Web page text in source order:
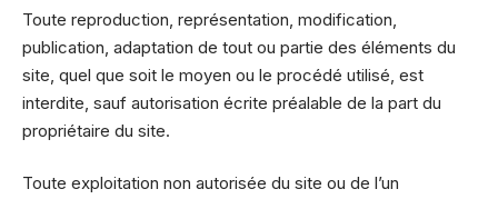
Toute reproduction, représentation, modification,
publication, adaptation de tout ou partie des éléments du
site, quel que soit le moyen ou le procédé utilisé, est
interdite, sauf autorisation écrite préalable de la part du
propriétaire du site.
Toute exploitation non autorisée du site ou de l’un